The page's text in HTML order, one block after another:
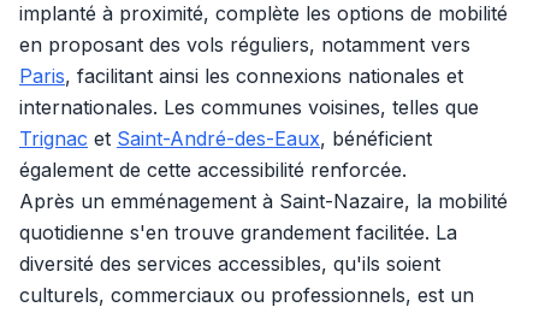
implanté à proximité, complète les options de mobilité
en proposant des vols réguliers, notamment vers
Paris, facilitant ainsi les connexions nationales et
internationales. Les communes voisines, telles que
Trignac et Saint-André-des-Eaux, bénéficient
également de cette accessibilité renforcée.
Après un emménagement à Saint-Nazaire, la mobilité
quotidienne s'en trouve grandement facilitée. La
diversité des services accessibles, qu'ils soient
culturels, commerciaux ou professionnels, est un